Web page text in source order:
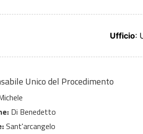
Ufficio:
Unico del Procedimento
Di Benedetto
Sant'arcangelo